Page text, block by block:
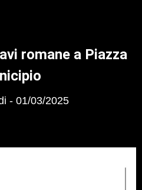
romane a Piazza
01/03/2025